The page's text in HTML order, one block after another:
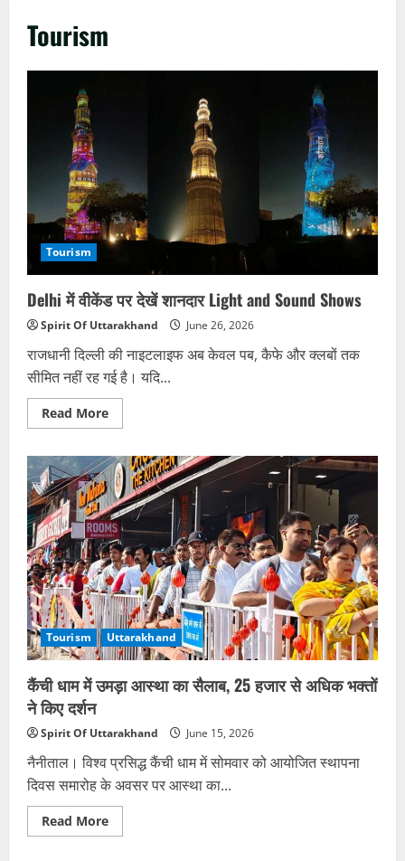
Tourism
Tourism
Delhi में वीकेंड पर देखें शानदार Light and Sound Shows
Spirit Of Uttarakhand June 26, 2026
राजधानी दिल्ली की नाइटलाइफ अब केवल पब, कैफे और क्लबों तक
सीमित नहीं रह गई है। यदि...
Read MoreRead
more
में
वीकेंड
पर
देखें
शानदार
Light
and
Sound
Shows
Tourism Uttarakhand
कैंची धाम में उमड़ा आस्था का सैलाब, 25 हजार से अधिक भक्तों
ने किए दर्शन
Spirit Of Uttarakhand June 15, 2026
नैनीताल। विश्व प्रसिद्ध कैंची धाम में सोमवार को आयोजित स्थापना
दिवस समारोह के अवसर पर आस्था का...
Read MoreRead
more